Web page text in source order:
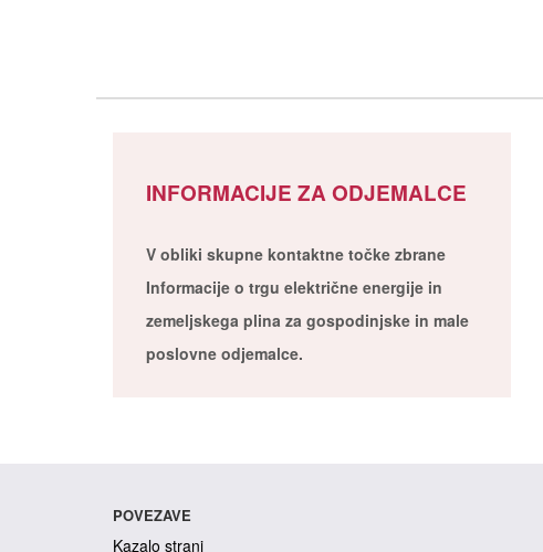
INFORMACIJE ZA ODJEMALCE
V obliki skupne kontaktne točke zbrane
Informacije o trgu električne energije in
zemeljskega plina za gospodinjske in male
poslovne odjemalce.
POVEZAVE
Kazalo strani